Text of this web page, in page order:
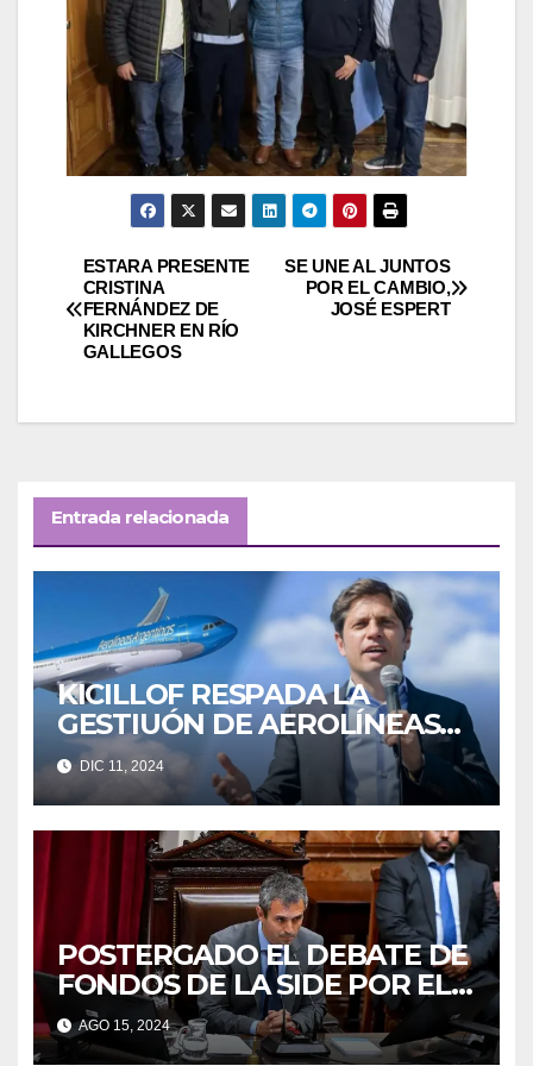
Navegación
de
SE UNE AL JUNTOS
POR EL CAMBIO,
JOSÉ ESPERT
ESTARA PRESENTE
CRISTINA
FERNÁNDEZ DE
KIRCHNER EN RÍO
GALLEGOS
Entrada relacionada
KICILLOF RESPADA LA
GESTIUÓN DE AEROLÍNEAS
ARGENTINAS
DIC 11, 2024
POSTERGADO EL DEBATE DE
FONDOS DE LA SIDE POR EL
OFICIALISMO
AGO 15, 2024